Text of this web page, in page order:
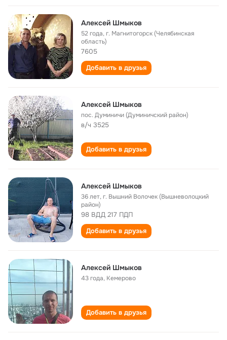
Алексей Шмыков
52 года,г. Магнитогорск (Челябинская
область)
7605
Добавить в друзья
Алексей Шмыков
пос. Думиничи (Думиничский район)
в/ч 3525
Добавить в друзья
Алексей Шмыков
36 лет,г. Вышний Волочек (Вышневолоцкий
район)
98 ВДД 217 ПДП
Добавить в друзья
Алексей Шмыков
43 года, Кемерово
Добавить в друзья